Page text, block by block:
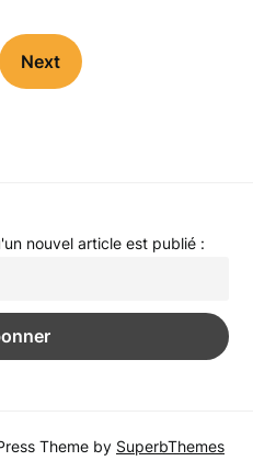
Next
nouvel article est publié :
Theme by SuperbThemes